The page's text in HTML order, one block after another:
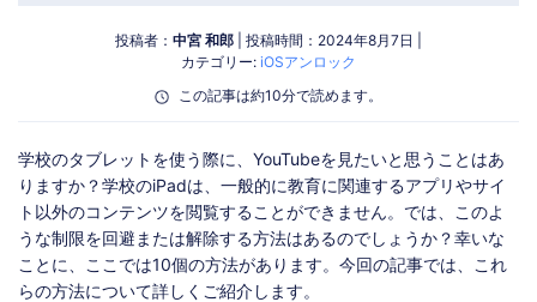
ポケモンGOガイド
サポート
投稿者： 中宮 和郎 | 投稿時間：2024年8月7日 |
カテゴリー: iOSアンロック
この記事は約10分で読めます。
学校のタブレットを使う際に、YouTubeを見たいと思うことはあ
りますか？学校のiPadは、一般的に教育に関連するアプリやサイ
ト以外のコンテンツを閲覧することができません。では、このよ
うな制限を回避または解除する方法はあるのでしょうか？幸いな
ことに、ここでは10個の方法があります。今回の記事では、これ
らの方法について詳しくご紹介します。